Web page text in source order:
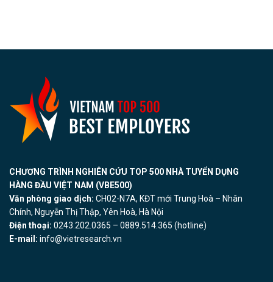
CHƯƠNG TRÌNH NGHIÊN CỨU TOP 500 NHÀ TUYỂN DỤNG
HÀNG ĐẦU VIỆT NAM (VBE500)
Văn phòng giao dịch: CH02-N7A, KĐT mới Trung Hoà – Nhân
Chính, Nguyễn Thị Thập, Yên Hoà, Hà Nội
Điện thoại: 0243.202.0365 – 0889.514.365 (hotline)
E-mail: info@vietresearch.vn